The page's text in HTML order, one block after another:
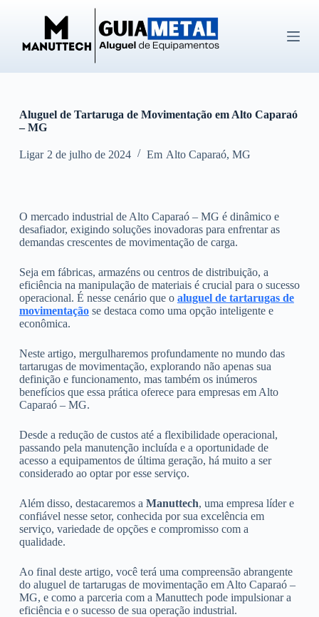
o
o
d
o
Aluguel de Tartaruga de Movimentação em Alto Caparaó
– MG
Ligar 2 de julho de 2024 Em Alto Caparaó, MG
O mercado industrial de Alto Caparaó – MG é dinâmico e
desafiador, exigindo soluções inovadoras para enfrentar as
demandas crescentes de movimentação de carga.
Seja em fábricas, armazéns ou centros de distribuição, a
eficiência na manipulação de materiais é crucial para o sucesso
operacional. É nesse cenário que o aluguel de tartarugas de
movimentaçãose destaca como uma opção inteligente e
econômica.
Neste artigo, mergulharemos profundamente no mundo das
tartarugas de movimentação, explorando não apenas sua
definição e funcionamento, mas também os inúmeros
benefícios que essa prática oferece para empresas em Alto
Caparaó – MG.
Desde a redução de custos até a flexibilidade operacional,
passando pela manutenção incluída e a oportunidade de
acesso a equipamentos de última geração, há muito a ser
considerado ao optar por esse serviço.
Além disso, destacaremos a Manuttech, uma empresa líder e
confiável nesse setor, conhecida por sua excelência em
serviço, variedade de opções e compromisso com a
qualidade.
Ao final deste artigo, você terá uma compreensão abrangente
do aluguel de tartarugas de movimentação em Alto Caparaó –
MG, e como a parceria com a Manuttech pode impulsionar a
eficiência e o sucesso de sua operação industrial.